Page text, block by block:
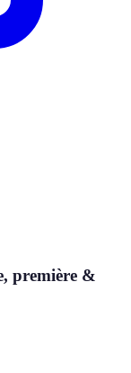
première &